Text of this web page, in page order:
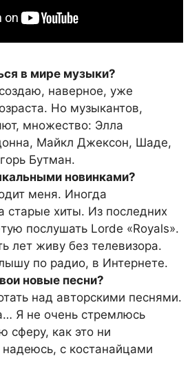
в мире музыки?
наверное, уже
Но музыкантов,
множество: Элла
Майкл Джексон, Шаде,
Бутман.
новинками?
меня. Иногда
старые хиты. Из последних
послушать Lorde «Royals».
лет живу без телевизора.
по радио, в Интернете.
новые песни?
над авторскими песнями.
Я не очень стремлюсь
сферу, как это ни
с костанайцами